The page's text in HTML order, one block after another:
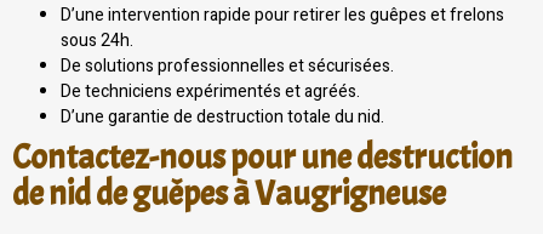
D’une intervention rapide pour retirer les guêpes et frelons
sous 24h.
De solutions professionnelles et sécurisées.
De techniciens expérimentés et agréés.
D’une garantie de destruction totale du nid.
Contactez-nous pour une destruction
de nid de guêpes à Vaugrigneuse